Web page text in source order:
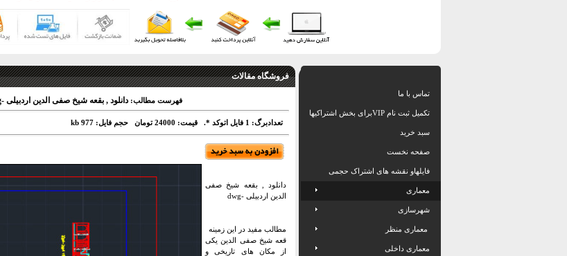
فروشگاه مقالات
فهرست مطالب: دانلود , بقعه شیخ صفی الدین اردبیلی -dwg
تعدادبرگ: 1 فایل اتوکد *. قیمت: 24000 تومان حجم فایل: 977 kb
دانلود , بقعه شیخ صفی
الدین اردبیلی -dwg
مطالب مفید در این زمینه
قعه شیخ صفی الدین یکی
از مکان های تاریخی و
تماس با ما
تکمیل ثبت نام VIPبرای بخش اشتراکیها
سبد خرید
صفحه نخست
فایلهاو نقشه های اشتراک حجمی
معماری
شهرسازی
معماری منظر
معماری داخلی